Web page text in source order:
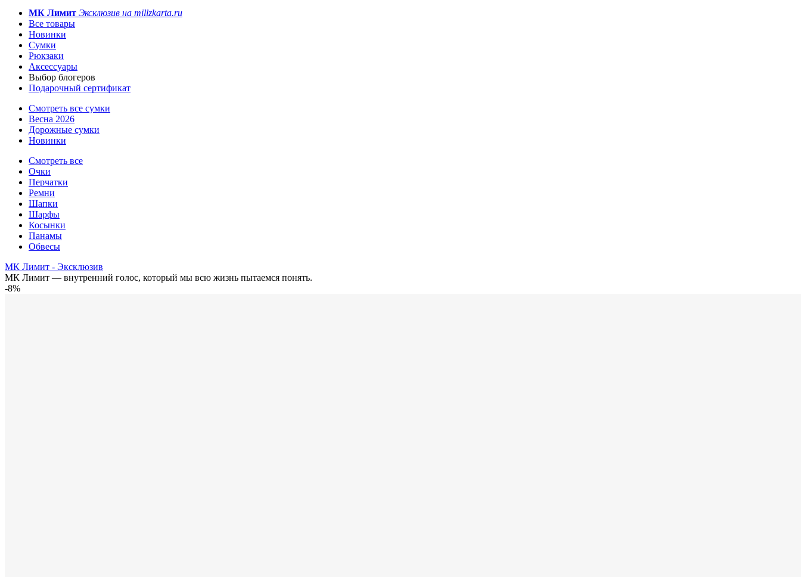
МК Лимит Эксклюзив на millzkarta.ru
Все товары
Новинки
Сумки
Рюкзаки
Аксессуары
Выбор блогеров
Подарочный сертификат
Смотреть все сумки
Весна 2026
Дорожные сумки
Новинки
Смотреть все
Очки
Перчатки
Ремни
Шапки
Шарфы
Косынки
Панамы
Обвесы
МК Лимит - Эксклюзив
МК Лимит — внутренний голос, который мы всю жизнь пытаемся понять.
-8%